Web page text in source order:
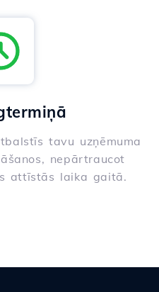
tavu uzņēmuma
nepārtraucot
attīstās laika gaitā.